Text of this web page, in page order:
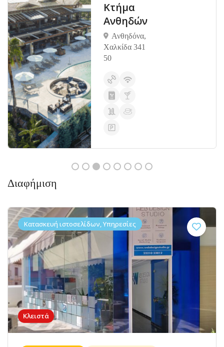
Κτήμα
Ανθηδών
Ανθηδόνα,
Χαλκίδα 341
50
Διαφήμιση
Κλειστά
Κατασκευή ιστοσελίδων, Υπηρεσίες